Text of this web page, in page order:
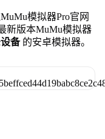
模拟器Pro官网
新版本MuMu模拟器
备 的安卓模拟器。